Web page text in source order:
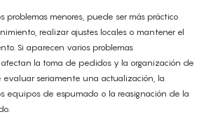
problemas menores, puede ser más práctico
realizar ajustes locales o mantener el
Si aparecen varios problemas
la toma de pedidos y la organización de
evaluar seriamente una actualización, la
equipos de espumado o la reasignación de la